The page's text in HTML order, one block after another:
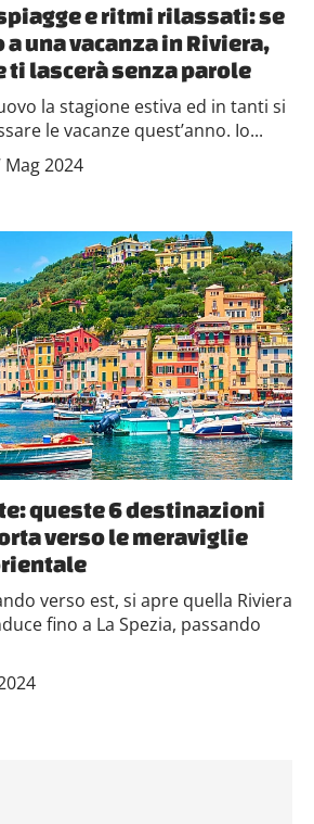
e ritmi rilassati: se
una vacanza in Riviera,
ti lascerà senza parole
la stagione estiva ed in tanti si
le vacanze quest’anno. Io...
Mag 2024
queste 6 destinazioni
verso le meraviglie
verso est, si apre quella Riviera
fino a La Spezia, passando